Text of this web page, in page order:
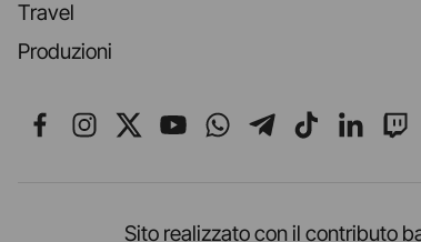
Travel
Produzioni
Seguici su Facebook
Seguici su Instagram
Seguici su X
Seguici su YouTube
Seguici su
Seguici su
Seguici
Sito realizzato con il contributo